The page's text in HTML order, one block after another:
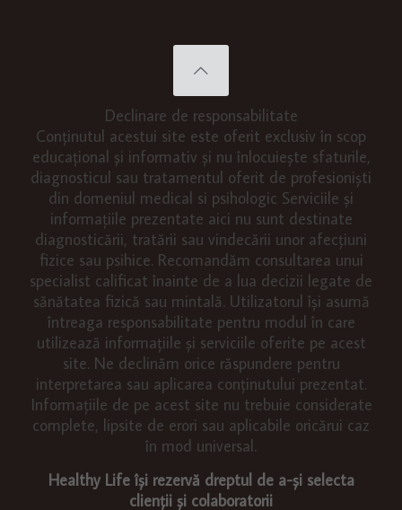
Declinare de responsabilitate
Conținutul acestui site este oferit exclusiv în scop
educațional și informativ și nu înlocuiește sfaturile,
diagnosticul sau tratamentul oferit de profesioniști
din domeniul medical si psihologic Serviciile și
informațiile prezentate aici nu sunt destinate
diagnosticării, tratării sau vindecării unor afecțiuni
fizice sau psihice. Recomandăm consultarea unui
specialist calificat înainte de a lua decizii legate de
sănătatea fizică sau mintală. Utilizatorul își asumă
întreaga responsabilitate pentru modul în care
utilizează informațiile și serviciile oferite pe acest
site. Ne declinăm orice răspundere pentru
interpretarea sau aplicarea conținutului prezentat.
Informațiile de pe acest site nu trebuie considerate
complete, lipsite de erori sau aplicabile oricărui caz
în mod universal.
Healthy Life își rezervă dreptul de a-și selecta
clienții și colaboratorii